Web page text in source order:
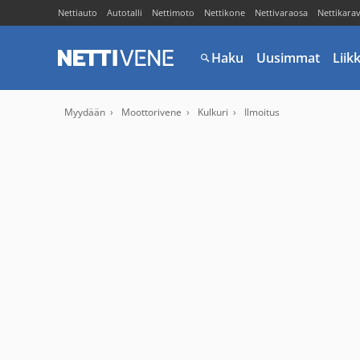
Nettiauto Autotalli Nettimoto Nettikone Nettivaraosa
Haku Uusimmat
Myydään Moottorivene Kulkuri Ilmoitus